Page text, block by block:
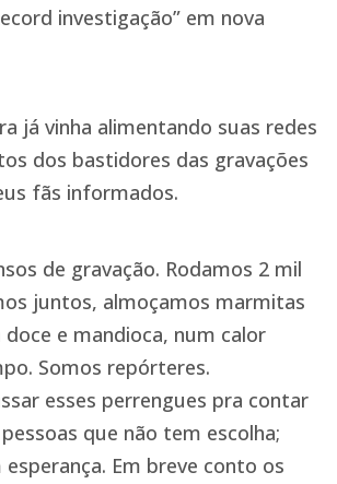
investigação” em nova
já vinha alimentando suas redes
dos bastidores das gravações
fãs informados.
de gravação. Rodamos 2 mil
juntos, almoçamos marmitas
e mandioca, num calor
Somos repórteres.
esses perrengues pra contar
que não tem escolha;
Em breve conto os